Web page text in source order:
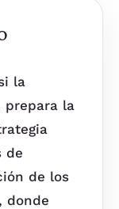
la
prepara la
de
de los
donde